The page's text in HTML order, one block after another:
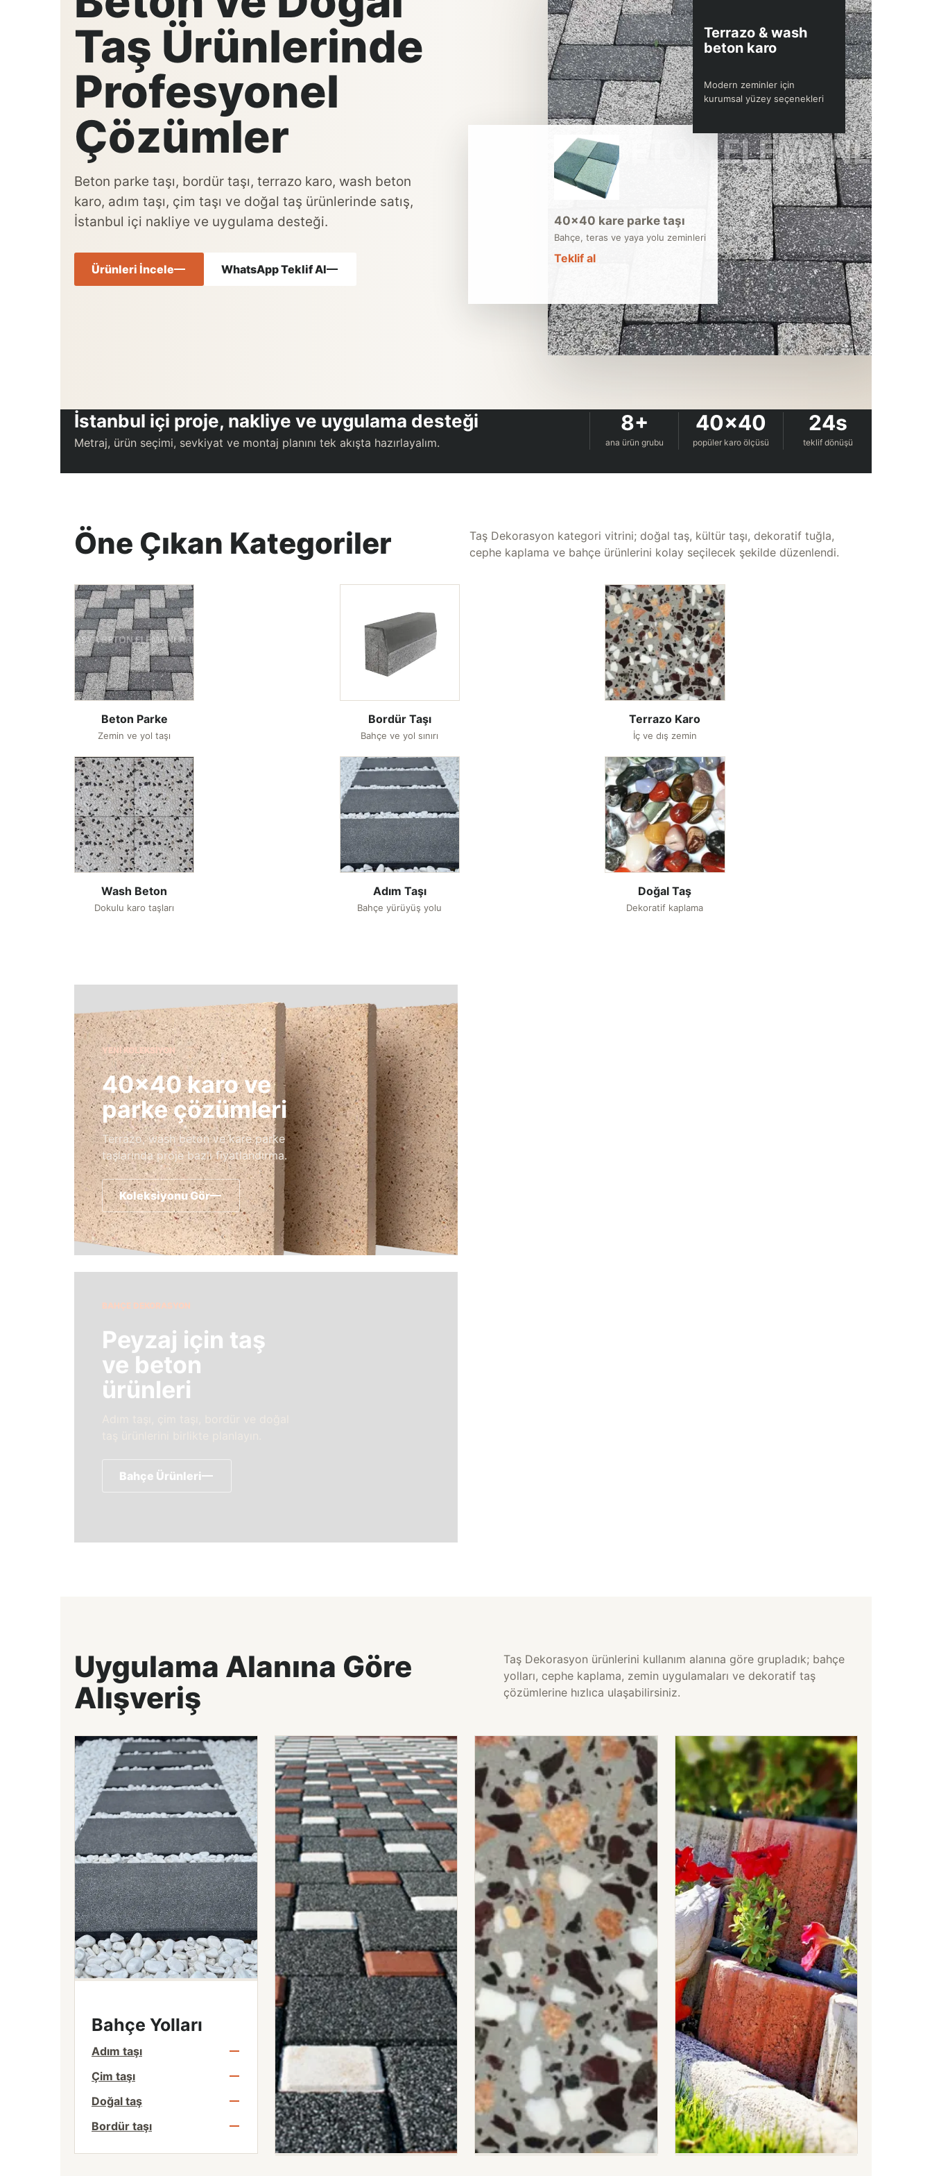
Taş Ürünlerinde
Profesyonel
Çözümler
Beton parke taşı, bordür taşı, terrazo karo, wash beton
karo, adım taşı, çim taşı ve doğal taş ürünlerinde satış,
İstanbul içi nakliye ve uygulama desteği.
Ürünleri İncele WhatsApp Teklif Al
40×40 kare parke taşı
Bahçe, teras ve yaya yolu zeminleri
Teklif al
Terrazo & wash
beton karo
Modern zeminler için
kurumsal yüzey seçenekleri
İstanbul içi proje, nakliye ve uygulama desteği
Metraj, ürün seçimi, sevkiyat ve montaj planını tek akışta hazırlayalım.
8+
ana ürün grubu
40×40
popüler karo ölçüsü
24s
teklif dönüşü
Öne Çıkan Kategoriler
Taş Dekorasyon kategori vitrini; doğal taş, kültür taşı, dekoratif tuğla,
cephe kaplama ve bahçe ürünlerini kolay seçilecek şekilde düzenlendi.
Beton Parke
Zemin ve yol taşı
Bordür Taşı
Bahçe ve yol sınırı
Terrazo Karo
İç ve dış zemin
Wash Beton
Dokulu karo taşları
Adım Taşı
Bahçe yürüyüş yolu
Doğal Taş
Dekoratif kaplama
YENI KOLEKSIYON
40×40 karo ve
parke çözümleri
Terrazo, wash beton ve kare parke
taşlarında proje bazlı fiyatlandırma.
Koleksiyonu Gör
BAHÇE DEKORASYON
Peyzaj için taş
ve beton
ürünleri
Bahçe Ürünleri
Uygulama Alanına Göre
Alışveriş
Taş Dekorasyon ürünlerini kullanım alanına göre grupladık; bahçe
yolları, cephe kaplama, zemin uygulamaları ve dekoratif taş
çözümlerine hızlıca ulaşabilirsiniz.
Bahçe Yolları
Adım taşı
Çim taşı
Doğal taş
Bordür taşı